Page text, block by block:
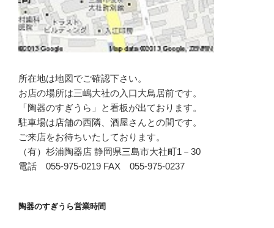
所在地は地図でご確認下さい。
お店の場所は三嶋大社の入口大鳥居前です。
「陶器のすぎうら」と看板が出ております。
駐車場は店舗の西隣、酒屋さんとの間です。
ご来店をお待ちいたしております。
（有）杉浦陶器店 静岡県三島市大社町1－30
電話 055-975-0219 FAX 055-975-0237
陶器のすぎうら営業時間